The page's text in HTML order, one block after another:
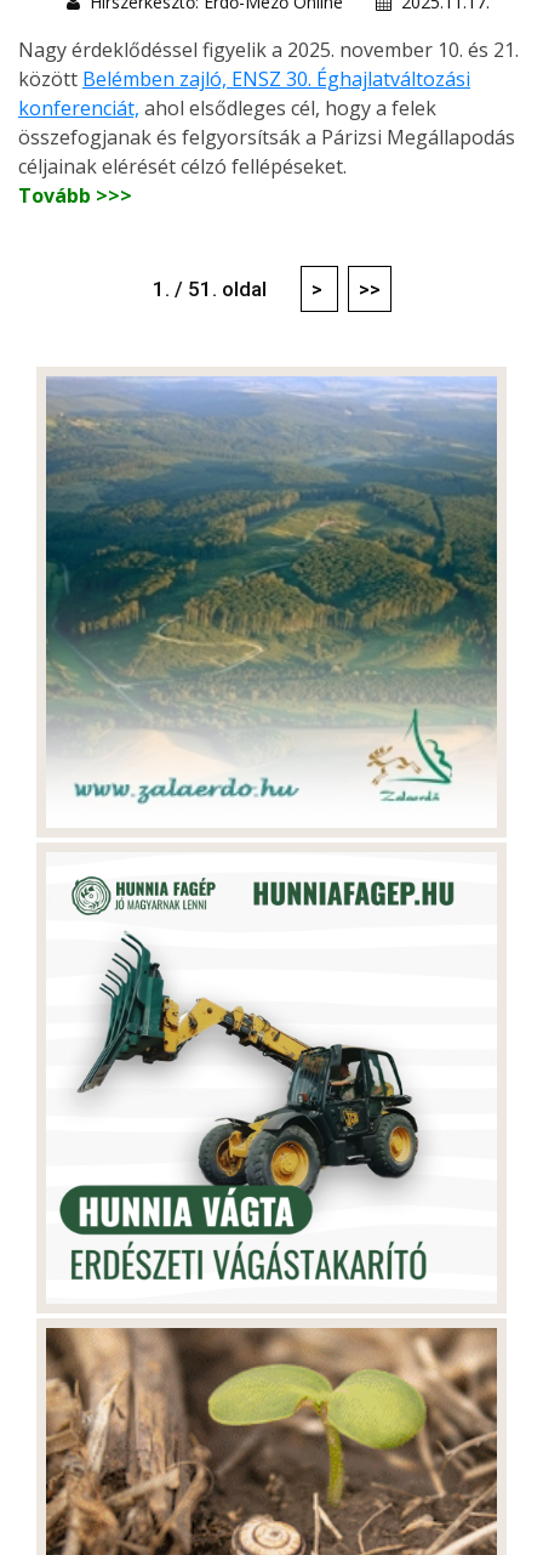
Nagy érdeklődéssel figyelik a 2025. november 10. és 21.
között Belémben zajló, ENSZ 30. Éghajlatváltozási
konferenciát, ahol elsődleges cél, hogy a felek
összefogjanak és felgyorsítsák a Párizsi Megállapodás
céljainak elérését célzó fellépéseket.
Tovább >>>
1. / 51. oldal > >>